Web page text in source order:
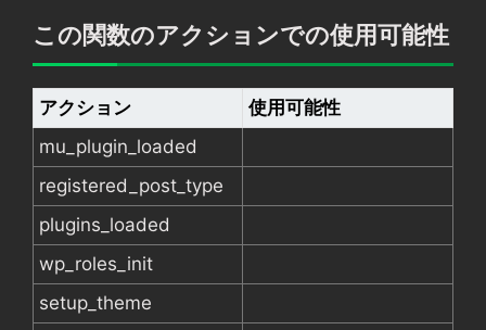
この関数のアクションでの使用可能性
アクション
使用可能性
mu_plugin_loaded
registered_post_type
plugins_loaded
wp_roles_init
setup_theme